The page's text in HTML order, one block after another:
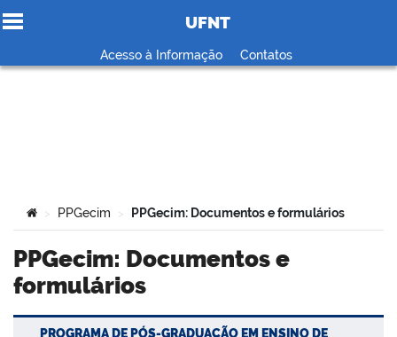
Ir para o conteúdo
UFNT
Acesso à Informação Contatos
Você está aqui:
> PPGecim > PPGecim: Documentos e formulários
PPGecim: Documentos e
formulários
PROGRAMA DE PÓS-GRADUAÇÃO EM ENSINO DE